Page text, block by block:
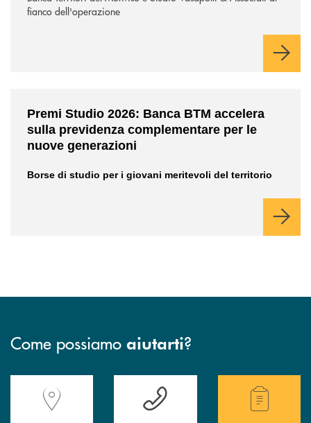
fianco dell'operazione
Premi Studio 2026: Banca BTM accelera
sulla previdenza complementare per le
nuove generazioni
Borse di studio per i giovani meritevoli del territorio
Come possiamo aiutarti?
Accedi all' elenco completo delle filiali della Banca.
Hai bisogno di assistenza immediata?
Hai bisogno di